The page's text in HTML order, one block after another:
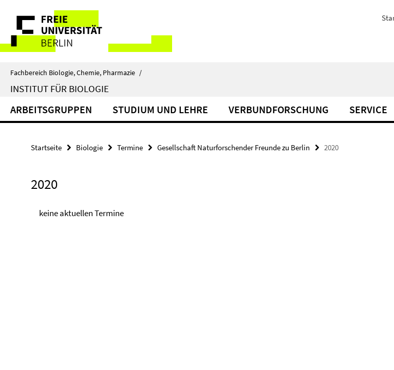
direkt
Inhalt
Service-
Navigation
Fachbereich Biologie, Chemie, Pharmazie /
INSTITUT FÜR BIOLOGIE
ARBEITSGRUPPEN STUDIUM UND LEHRE VERBUNDFORSCHUNG SERVICE
Startseite Biologie Termine Gesellschaft Naturforschender Freunde zu Berlin 2020
2020
keine aktuellen Termine